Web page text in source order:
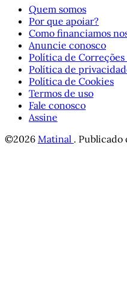
Quem somos
Por que apoiar?
Como financiamos
Anuncie conosco
Política de
Política de
Política de Cookies
Termos de uso
Fale conosco
Assine
©2026 Matinal . Publicado